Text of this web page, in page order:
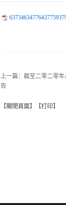
上一篇： 截至二零二零
告
【 關閉頁面】【打印】